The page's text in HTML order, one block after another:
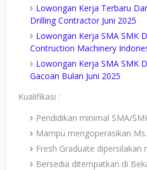
Lowongan Kerja Terbaru
Drilling Contractor Juni 2025
Lowongan Kerja SMA SMK
Contruction Machinery
Lowongan Kerja SMA SMK
Gacoan Bulan Juni 2025
Kualifikasi :
Pendidikan minimal SMA/
Mampu mengoperasikan
Fresh Graduate dipersilakan
Bersedia ditempatkan di